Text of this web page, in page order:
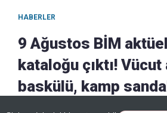
HABERLER
9 Ağustos BİM
kataloğu çıktı! Vücut
baskülü, kamp
daha fazlası raflara